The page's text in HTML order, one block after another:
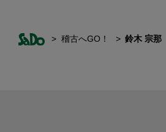
稽古へGO！ 鈴木 宗那